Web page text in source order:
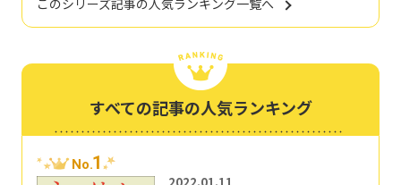
このシリーズ記事の人気ランキング一覧へ
すべての記事の人気ランキング
No.1